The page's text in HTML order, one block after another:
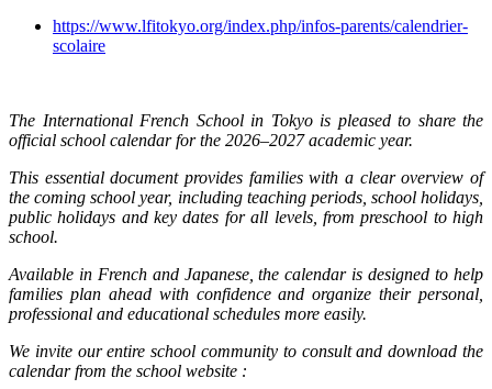
https://www.lfitokyo.org/index.php/infos-parents/calendrier-
scolaire
The International French School in Tokyo is pleased to share the
official school calendar for the 2026–2027 academic year.
This essential document provides families with a clear overview of
the coming school year, including teaching periods, school holidays,
public holidays and key dates for all levels, from preschool to high
school.
Available in French and Japanese, the calendar is designed to help
families plan ahead with confidence and organize their personal,
professional and educational schedules more easily.
We invite our entire school community to consult and download the
calendar from the school website :